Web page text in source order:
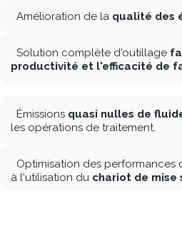
Amélioration de la qualité des
Solution complète d'outillage
productivité et l'efficacité de
Émissions quasi nulles de
les opérations de traitement.
Optimisation des performances
à l'utilisation du chariot de mise